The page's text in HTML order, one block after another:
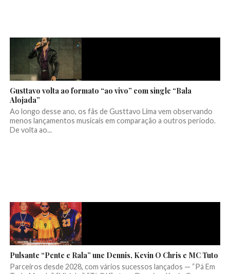
Gusttavo volta ao formato “ao vivo” com single “Bala
Alojada”
Ao longo desse ano, os fãs de Gusttavo Lima vem observando
menos lançamentos musicais em comparação a outros período.
De volta ao...
Pulsante “Pente e Rala” une Dennis, Kevin O Chris e MC Tuto
Parceiros desde 2028, com vários sucessos lançados — “Pá Em